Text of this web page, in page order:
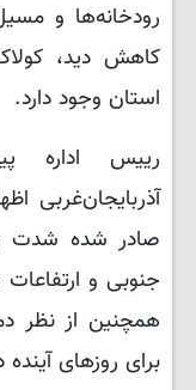
رودخانه‌ها و
کاهش دید،
استان وجود دارد.
رییس اداره
آذربایجان‌غربی
صادر شده شدت
جنوبی و
همچنین از نظر
برای روزهای آینده